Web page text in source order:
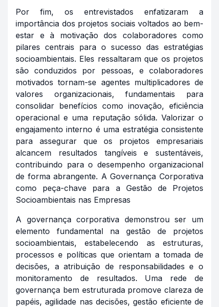
Por fim, os entrevistados enfatizaram a
importância dos projetos sociais voltados ao bem-
estar e à motivação dos colaboradores como
pilares centrais para o sucesso das estratégias
socioambientais. Eles ressaltaram que os projetos
são conduzidos por pessoas, e colaboradores
motivados tornam-se agentes multiplicadores de
valores organizacionais, fundamentais para
consolidar benefícios como inovação, eficiência
operacional e uma reputação sólida. Valorizar o
engajamento interno é uma estratégia consistente
para assegurar que os projetos empresariais
alcancem resultados tangíveis e sustentáveis,
contribuindo para o desempenho organizacional
de forma abrangente. A Governança Corporativa
como peça-chave para a Gestão de Projetos
Socioambientais nas Empresas
A governança corporativa demonstrou ser um
elemento fundamental na gestão de projetos
socioambientais, estabelecendo as estruturas,
processos e políticas que orientam a tomada de
decisões, a atribuição de responsabilidades e o
monitoramento de resultados. Uma rede de
governança bem estruturada promove clareza de
papéis, agilidade nas decisões, gestão eficiente de